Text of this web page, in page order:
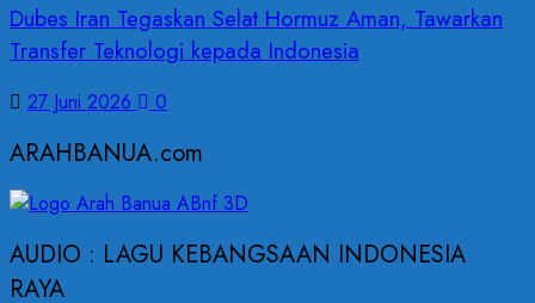
Dubes Iran Tegaskan Selat Hormuz Aman, Tawarkan
Transfer Teknologi kepada Indonesia
27 Juni 2026 0
ARAHBANUA.com
AUDIO : LAGU KEBANGSAAN INDONESIA
RAYA